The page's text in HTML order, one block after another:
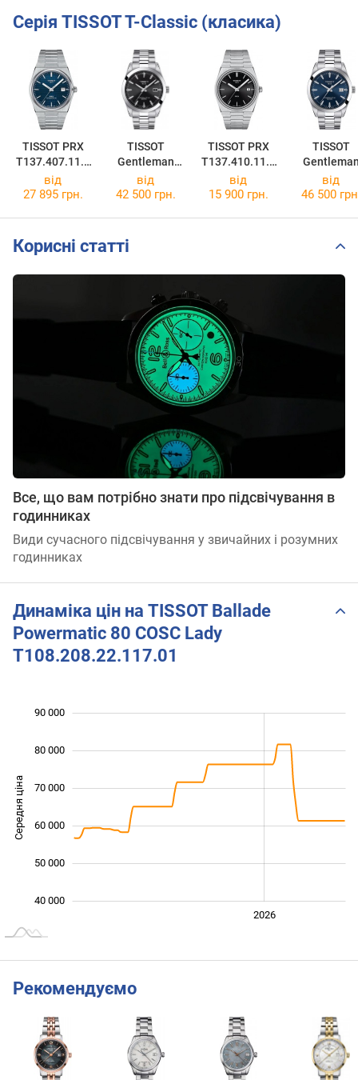
Серія TISSOT T-Classic (класика)
TISSOT PRX
T137.407.11.0
41.00
TISSOT
Gentleman
Powermatic 80
Silicium
51.00
TISSOT PRX
T137.410.11.0
51.00
TISSOT
Powermatic
Silicium
41.00
від
27 895 грн.
від
42 500 грн.
від
15 900 грн.
від
46 500
Корисні статті
Все, що вам потрібно знати про підсвічування в
годинниках
Види сучасного підсвічування у звичайних і розумних
годинниках
Динаміка цін на TISSOT Ballade
Powermatic 80 COSC Lady
T108.208.22.117.01
Середня ціна
40 000
50 000
60 000
70 000
80 000
90 000
2026
Рекомендуємо